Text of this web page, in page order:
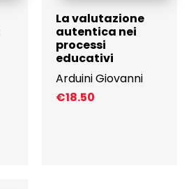
La valutazione
autentica nei
processi
educativi
Arduini Giovanni
€18.50